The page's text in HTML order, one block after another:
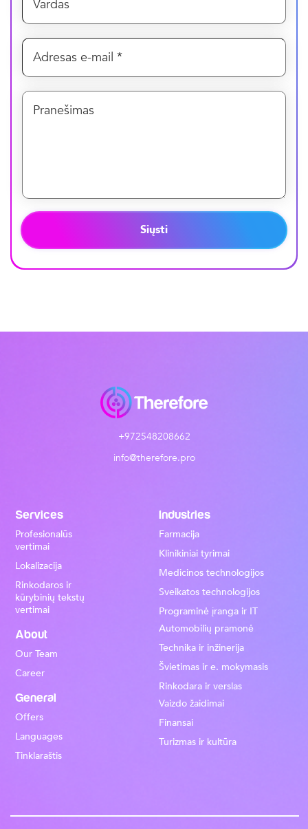
Siųsti
+972548208662
info@therefore.pro
Services
Profesionalūs
vertimai
Lokalizacija
Rinkodaros ir
kūrybinių tekstų
vertimai
Industries
Farmacija
Klinikiniai tyrimai
Medicinos technologijos
Sveikatos technologijos
Programinė įranga ir IT
Automobilių pramonė
Technika ir inžinerija
Švietimas ir e. mokymasis
Rinkodara ir verslas
Vaizdo žaidimai
Finansai
Turizmas ir kultūra
About
Our Team
Career
General
Offers
Languages
Tinklaraštis